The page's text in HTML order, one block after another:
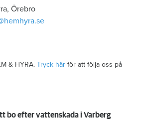
Örebro
& HYRA. Tryck här för att följa oss på
bo efter vattenskada i Varberg